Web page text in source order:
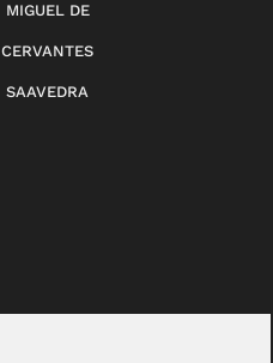
MIGUEL DE
CERVANTES
SAAVEDRA